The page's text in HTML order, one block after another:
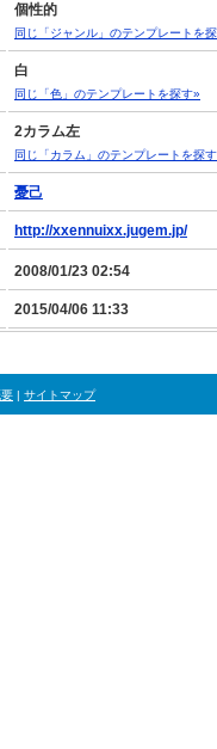
個性的
同じ「ジャンル」のテンプレートを
白
同じ「色」のテンプレートを探す»
2カラム左
同じ「カラム」のテンプレートを探
憂己
http://xxennuixx.jugem.jp/
2008/01/23 02:54
2015/04/06 11:33
| サイトマップ